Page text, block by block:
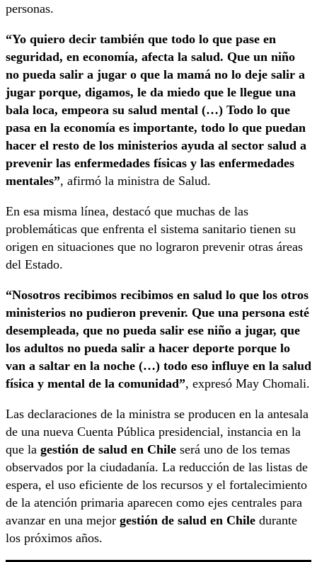
personas.
“Yo quiero decir también que todo lo que pase en
seguridad, en economía, afecta la salud. Que un niño
no pueda salir a jugar o que la mamá no lo deje salir a
jugar porque, digamos, le da miedo que le llegue una
bala loca, empeora su salud mental (…) Todo lo que
pasa en la economía es importante, todo lo que puedan
hacer el resto de los ministerios ayuda al sector salud a
prevenir las enfermedades físicas y las enfermedades
mentales”, afirmó la ministra de Salud.
En esa misma línea, destacó que muchas de las
problemáticas que enfrenta el sistema sanitario tienen su
origen en situaciones que no lograron prevenir otras áreas
del Estado.
“Nosotros recibimos recibimos en salud lo que los otros
ministerios no pudieron prevenir. Que una persona esté
desempleada, que no pueda salir ese niño a jugar, que
los adultos no pueda salir a hacer deporte porque lo
van a saltar en la noche (…) todo eso influye en la salud
física y mental de la comunidad”, expresó May Chomali.
Las declaraciones de la ministra se producen en la antesala
de una nueva Cuenta Pública presidencial, instancia en la
que la gestión de salud en Chile será uno de los temas
observados por la ciudadanía. La reducción de las listas de
espera, el uso eficiente de los recursos y el fortalecimiento
de la atención primaria aparecen como ejes centrales para
avanzar en una mejor gestión de salud en Chile durante
los próximos años.